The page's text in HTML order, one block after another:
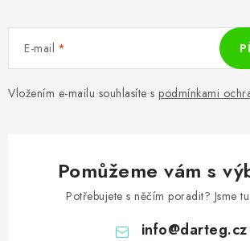
E-mail
Vložením e-mailu souhlasíte s podmínkami
Pomůžeme vám s
Potřebujete s něčím poradit? Jsme
info@darteg.cz